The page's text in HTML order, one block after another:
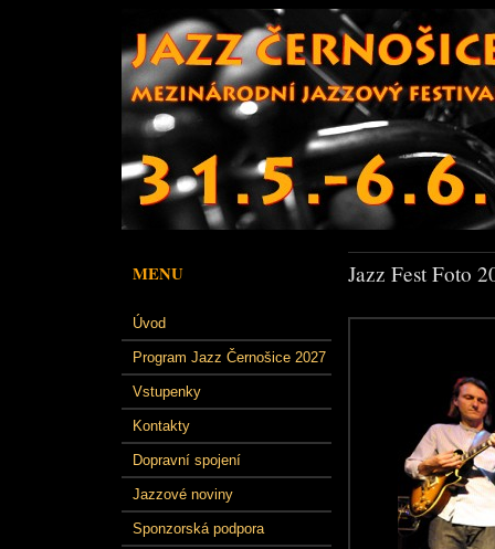
MENU
Úvod
Program Jazz Černošice 2027
Vstupenky
Kontakty
Dopravní spojení
Jazzové noviny
Sponzorská podpora
Jazz Fest Foto